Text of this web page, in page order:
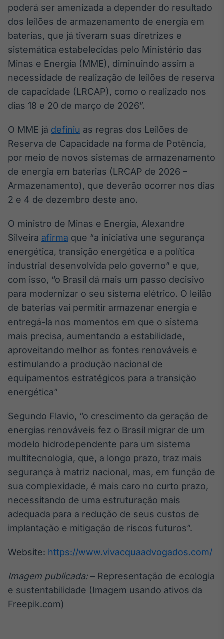
IA
Em breve
Gestão de
Investimentos
Em breve
Tokenização
de ativos
Em breve
Crédito
Em breve
poderá ser amenizada a depender do resultado
dos leilões de armazenamento de energia em
baterias, que já tiveram suas diretrizes e
sistemática estabelecidas pelo Ministério das
Minas e Energia (MME), diminuindo assim a
necessidade de realização de leilões de reserva
de capacidade (LRCAP), como o realizado nos
dias 18 e 20 de março de 2026”.
O MME já definiu as regras dos Leilões de
Reserva de Capacidade na forma de Potência,
por meio de novos sistemas de armazenamento
de energia em baterias (LRCAP de 2026 –
Armazenamento), que deverão ocorrer nos dias
2 e 4 de dezembro deste ano.
O ministro de Minas e Energia, Alexandre
Silveira afirma que “a iniciativa une segurança
energética, transição energética e a política
industrial desenvolvida pelo governo” e que,
com isso, “o Brasil dá mais um passo decisivo
para modernizar o seu sistema elétrico. O leilão
de baterias vai permitir armazenar energia e
entregá-la nos momentos em que o sistema
mais precisa, aumentando a estabilidade,
aproveitando melhor as fontes renováveis e
estimulando a produção nacional de
equipamentos estratégicos para a transição
energética”
Segundo Flavio, “o crescimento da geração de
energias renováveis fez o Brasil migrar de um
modelo hidrodependente para um sistema
multitecnologia, que, a longo prazo, traz mais
segurança à matriz nacional, mas, em função de
sua complexidade, é mais caro no curto prazo,
necessitando de uma estruturação mais
adequada para a redução de seus custos de
implantação e mitigação de riscos futuros”.
Website: https://www.vivacquaadvogados.com/
Imagem publicada:– Representação de ecologia
e sustentabilidade (Imagem usando ativos da
Freepik.com)